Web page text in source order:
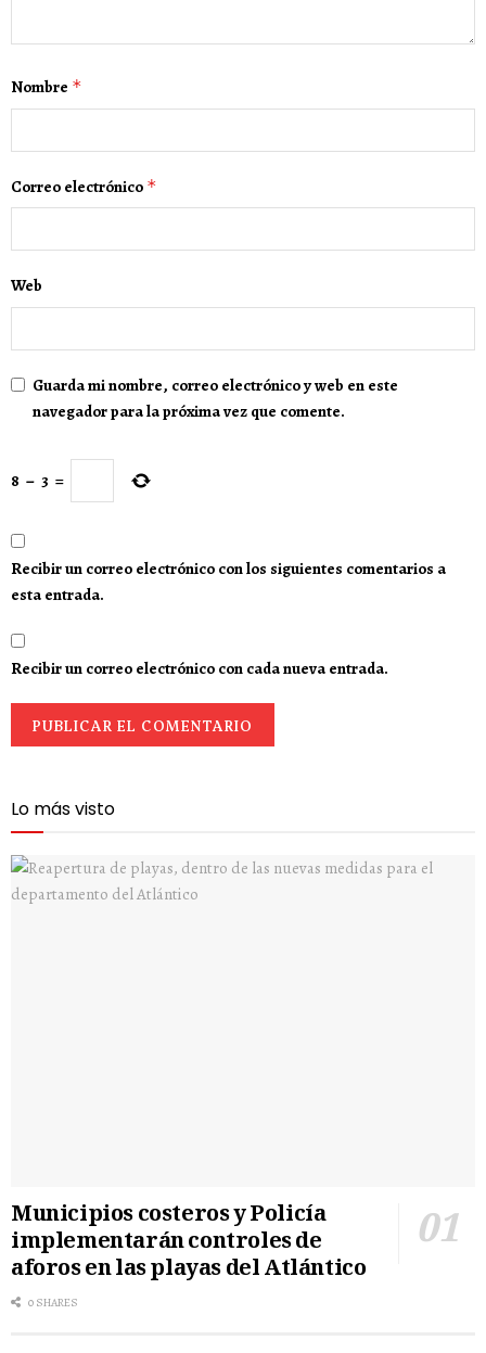
Nombre *
Correo electrónico *
Web
Guarda mi nombre, correo electrónico y web en este
navegador para la próxima vez que comente.
8 − 3 =
Recibir un correo electrónico con los siguientes comentarios a
esta entrada.
Recibir un correo electrónico con cada nueva entrada.
Lo más visto
Municipios costeros y Policía
implementarán controles de
aforos en las playas del Atlántico
0 SHARES